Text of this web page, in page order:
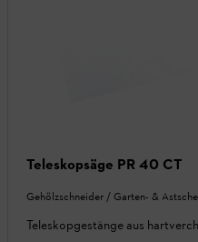
Teleskopsäge PR 40 CT
Gehölzschneider / Garten- &
Teleskopgestänge aus